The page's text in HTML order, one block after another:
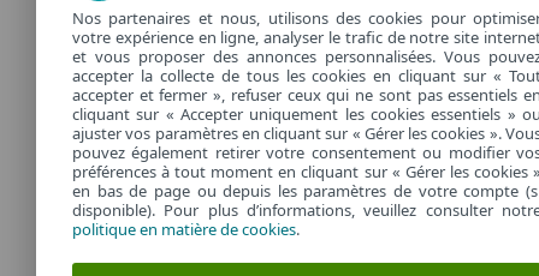
Nos partenaires et nous, utilisons des cookies pour
votre expérience en ligne, analyser le trafic de notre site
et vous proposer des annonces personnalisées. Vous
accepter la collecte de tous les cookies en cliquant sur «
accepter et fermer », refuser ceux qui ne sont pas essentiels
cliquant sur « Accepter uniquement les cookies essentiels »
ajuster vos paramètres en cliquant sur « Gérer les cookies ».
pouvez également retirer votre consentement ou modifier
préférences à tout moment en cliquant sur « Gérer les cookies
en bas de page ou depuis les paramètres de votre compte
disponible). Pour plus d’informations, veuillez consulter
politique en matière de cookies.